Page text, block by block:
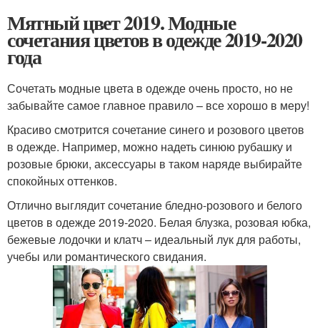
Мятный цвет 2019. Модные
сочетания цветов в одежде 2019-2020
года
Сочетать модные цвета в одежде очень просто, но не
забывайте самое главное правило – все хорошо в меру!
Красиво смотрится сочетание синего и розового цветов
в одежде. Например, можно надеть синюю рубашку и
розовые брюки, аксессуары в таком наряде выбирайте
спокойных оттенков.
Отлично выглядит сочетание бледно-розового и белого
цветов в одежде 2019-2020. Белая блузка, розовая юбка,
бежевые лодочки и клатч – идеальный лук для работы,
учебы или романтического свидания.